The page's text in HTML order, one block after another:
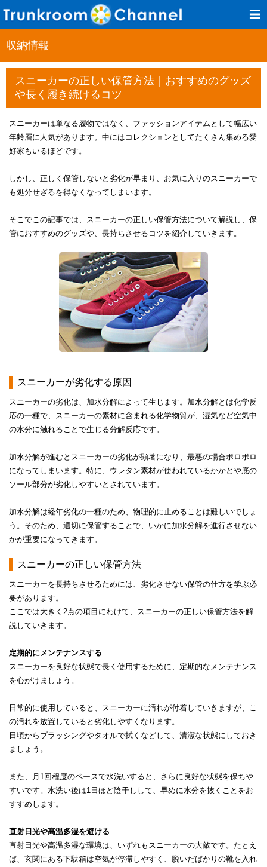
収納情報
スニーカーの正しい保管方法｜おすすめのグッズ
や長く履き続けるコツ​
スニーカーは単なる履物ではなく、ファッションアイテムとして幅広い
年齢層に人気があります。中にはコレクションとしてたくさん集める愛
好家もいるほどです。
しかし、正しく保管しないと劣化が早まり、お気に入りのスニーカーで
も処分せざるを得なくなってしまいます。
そこでこの記事では、スニーカーの正しい保管方法について解説し、保
管におすすめのグッズや、長持ちさせるコツを紹介していきます。
スニーカーが劣化する原因
スニーカーの劣化は、加水分解によって生じます。加水分解とは化学反
応の一種で、スニーカーの素材に含まれる化学物質が、湿気など空気中
の水分に触れることで生じる分解反応です。
加水分解が進むとスニーカーの劣化が顕著になり、最悪の場合ボロボロ
になってしまいます。特に、ウレタン素材が使われているかかとや底の
ソール部分が劣化しやすいとされています。
加水分解は経年劣化の一種のため、物理的に止めることは難しいでしょ
う。そのため、適切に保管することで、いかに加水分解を進行させない
かが重要になってきます。
スニーカーの正しい保管方法
スニーカーを長持ちさせるためには、劣化させない保管の仕方を学ぶ必
要があります。
ここでは大きく2点の項目にわけて、スニーカーの正しい保管方法を解
説していきます。
定期的にメンテナンスする
スニーカーを良好な状態で長く使用するために、定期的なメンテナンス
を心がけましょう。
日常的に使用していると、スニーカーに汚れが付着していきますが、こ
の汚れを放置していると劣化しやすくなります。
日頃からブラッシングやタオルで拭くなどして、清潔な状態にしておき
ましょう。
また、月1回程度のペースで水洗いすると、さらに良好な状態を保ちや
すいです。水洗い後は1日ほど陰干しして、早めに水分を抜くことをお
すすめします。
直射日光や高温多湿を避ける
直射日光や高温多湿な環境は、いずれもスニーカーの大敵です。たとえ
ば、玄関にある下駄箱は空気が停滞しやすく、脱いだばかりの靴を入れ